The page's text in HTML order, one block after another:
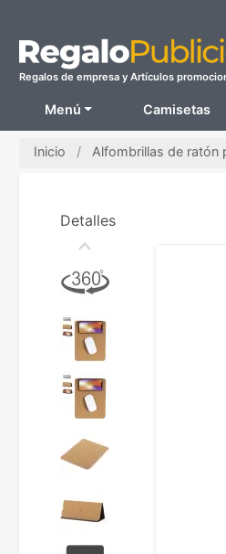
Regalos de empresa y Artículos
Menú Camisetas
Inicio Alfombrillas de ratón
Detalles